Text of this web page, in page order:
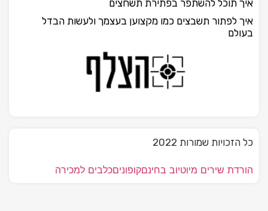
איך תוכל להשתפר בפתירת תשחצים
איך לפתור תשבצים כמו מקצוען בעצמך ולעשות הבדל
בעולם
כל הזכויות שמורות 2022
הורדת שירים מיוטיוב בחינםקופוניםכלבים למכירה